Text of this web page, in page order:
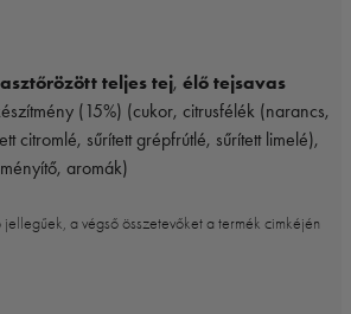
teljes tej, élő tejsavas
(15%) (cukor, citrusfélék (narancs,
citromlé, sűrített grépfrútlé, sűrített limelé),
aromák)
a végső összetevőket a termék cimkéjén